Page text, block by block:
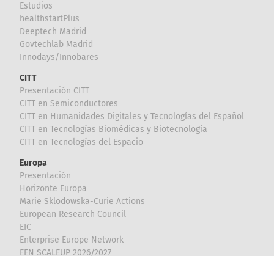
Estudios
healthstartPlus
Deeptech Madrid
Govtechlab Madrid
Innodays/Innobares
CITT
Presentación CITT
CITT en Semiconductores
CITT en Humanidades Digitales y Tecnologías del Español
CITT en Tecnologías Biomédicas y Biotecnología
CITT en Tecnologías del Espacio
Europa
Presentación
Horizonte Europa
Marie Sklodowska-Curie Actions
European Research Council
EIC
Enterprise Europe Network
EEN SCALEUP 2026/2027